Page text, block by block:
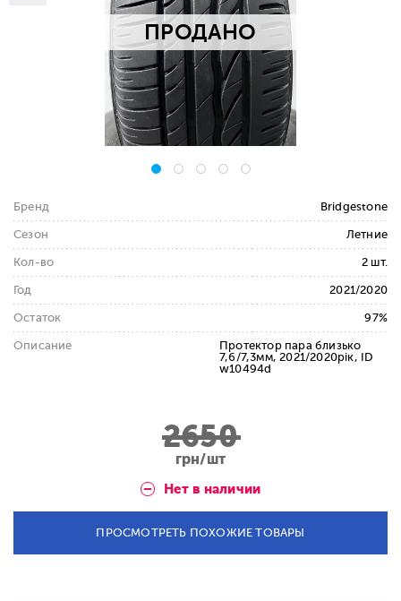
ПОДОБРАТЬ
ПРОДАНО
Бренд Bridgestone
Сезон Летние
Кол-во 2 шт.
Год 2021/2020
Остаток 97%
Описание
Протектор пара близько
7,6/7,3мм, 2021/2020рік, ID
w10494d
2650
грн/шт
Нет в наличии
ПРОСМОТРЕТЬ ПОХОЖИЕ ТОВАРЫ